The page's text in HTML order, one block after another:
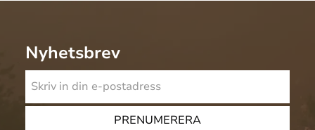
Nyhetsbrev
PRENUMERERA